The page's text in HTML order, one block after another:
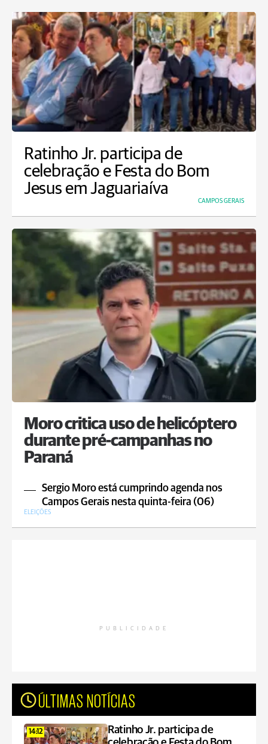
Ratinho Jr. participa de
celebração e Festa do Bom
Jesus em Jaguariaíva
CAMPOS GERAIS
Moro critica uso de helicóptero
durante pré-campanhas no
Paraná
Sergio Moro está cumprindo agenda nos
Campos Gerais nesta quinta-feira (06)
ELEIÇÕES
PUBLICIDADE
ÚLTIMAS NOTÍCIAS
14:12
Ratinho Jr. participa de